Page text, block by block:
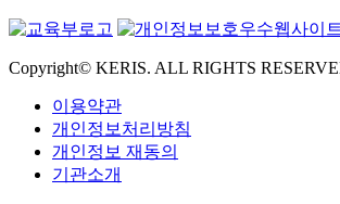
Copyright© KERIS. ALL RIGHTS
이용약관
개인정보처리방침
개인정보 재동의
기관소개